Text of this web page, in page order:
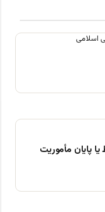
پایان مأموریت